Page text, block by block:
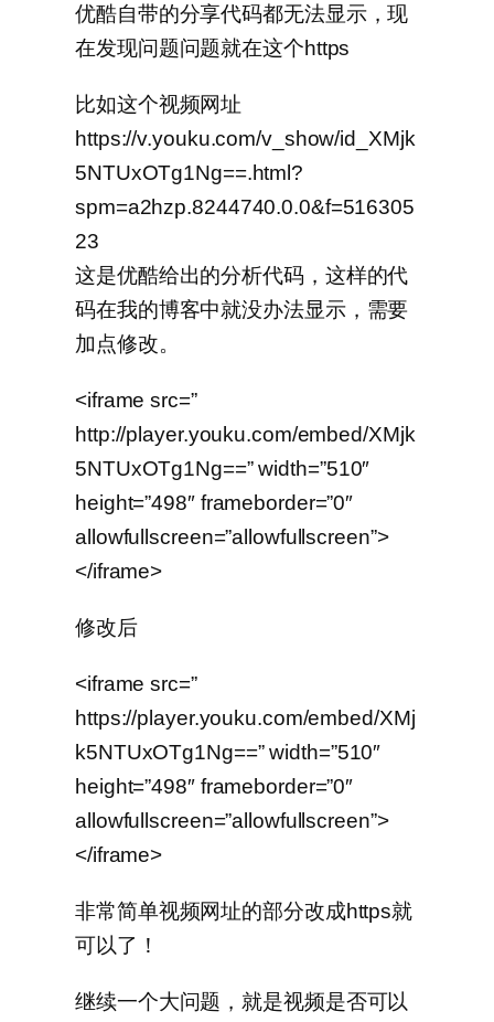
优酷自带的分享代码都无法显示，现
在发现问题问题就在这个https
比如这个视频网址
https://v.youku.com/v_show/id_XMjk
5NTUxOTg1Ng==.html?
spm=a2hzp.8244740.0.0&f=516305
23
这是优酷给出的分析代码，这样的代
码在我的博客中就没办法显示，需要
加点修改。
<iframe src=”
http://player.youku.com/embed/XMjk
5NTUxOTg1Ng==” width=”510″
height=”498″ frameborder=”0″
allowfullscreen=”allowfullscreen”>
</iframe>
修改后
<iframe src=”
https://player.youku.com/embed/XMj
k5NTUxOTg1Ng==” width=”510″
height=”498″ frameborder=”0″
allowfullscreen=”allowfullscreen”>
</iframe>
非常简单视频网址的部分改成https就
可以了！
继续一个大问题，就是视频是否可以